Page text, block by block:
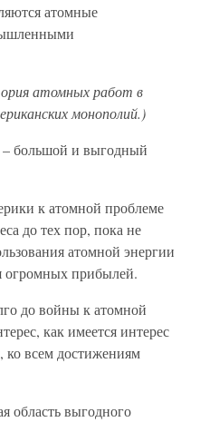
атомные
атомных работ в
монополий.)
большой и выгодный
к атомной проблеме
до тех пор, пока не
атомной энергии
огромных прибылей.
до войны к атомной
как имеется интерес
ко всем достижениям
область выгодного